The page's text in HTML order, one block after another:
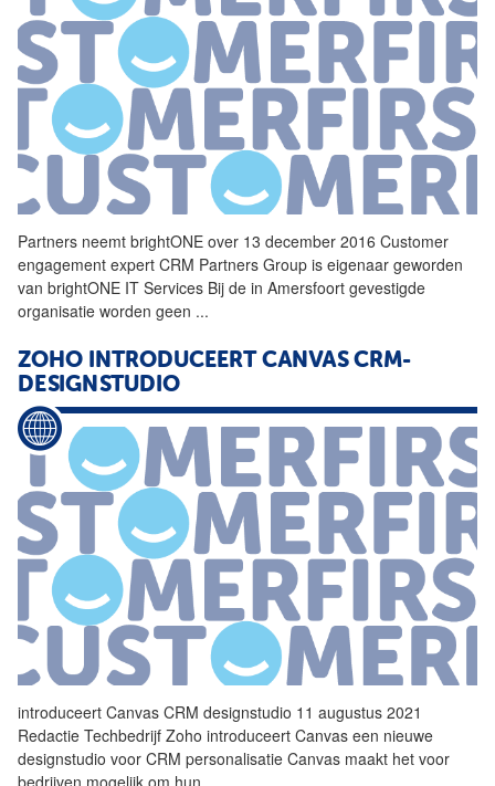
Partners neemt brightONE over 13 december 2016 Customer
engagement expert CRM Partners Group is eigenaar geworden
van brightONE IT Services Bij de in Amersfoort gevestigde
organisatie worden geen ...
ZOHO INTRODUCEERT CANVAS CRM-
DESIGNSTUDIO
introduceert Canvas CRM designstudio 11 augustus 2021
Redactie Techbedrijf Zoho introduceert Canvas een nieuwe
designstudio voor CRM personalisatie Canvas maakt het voor
bedrijven mogelijk om hun